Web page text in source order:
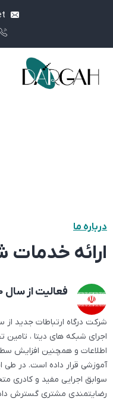
درباره ما
ارائه خدمات
فعالیت از سال 1380 در ایران.
اجرای شبکه های دیتا ، تامین
اطلاعات و همچنین افزایش
آموزشی قرار داده است. در طی
سوابق اجرایی مفید و
رضایتمندی مشتری گسترش